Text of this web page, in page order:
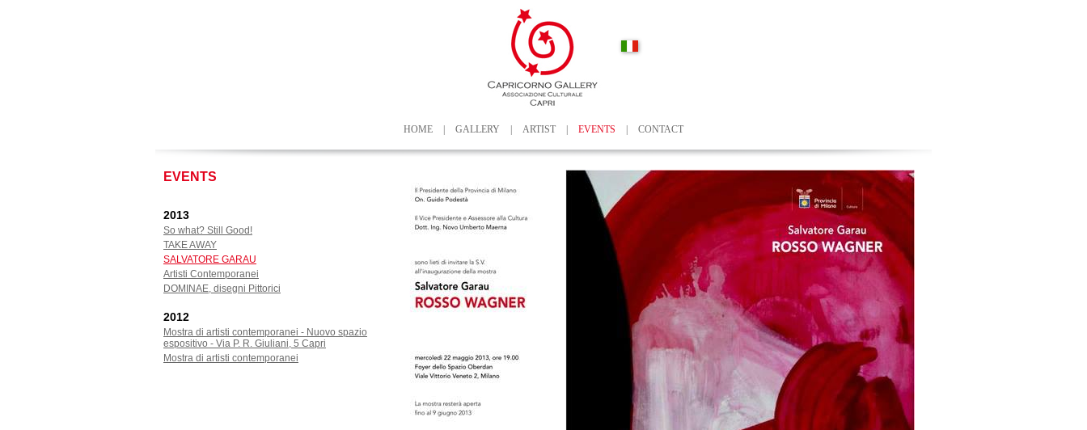
HOME GALLERY ARTIST EVENTS CONTACT
EVENTS
2013
So what? Still Good!
TAKE AWAY
SALVATORE GARAU
Artisti Contemporanei
DOMINAE, disegni Pittorici
2012
Mostra di artisti contemporanei - Nuovo spazio
espositivo - Via P. R. Giuliani, 5 Capri
Mostra di artisti contemporanei